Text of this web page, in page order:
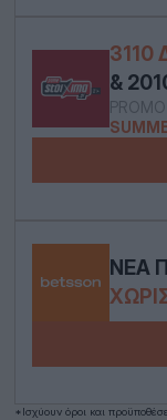
3110
&
ΝΈΑ
*Ισχύουν όροι και